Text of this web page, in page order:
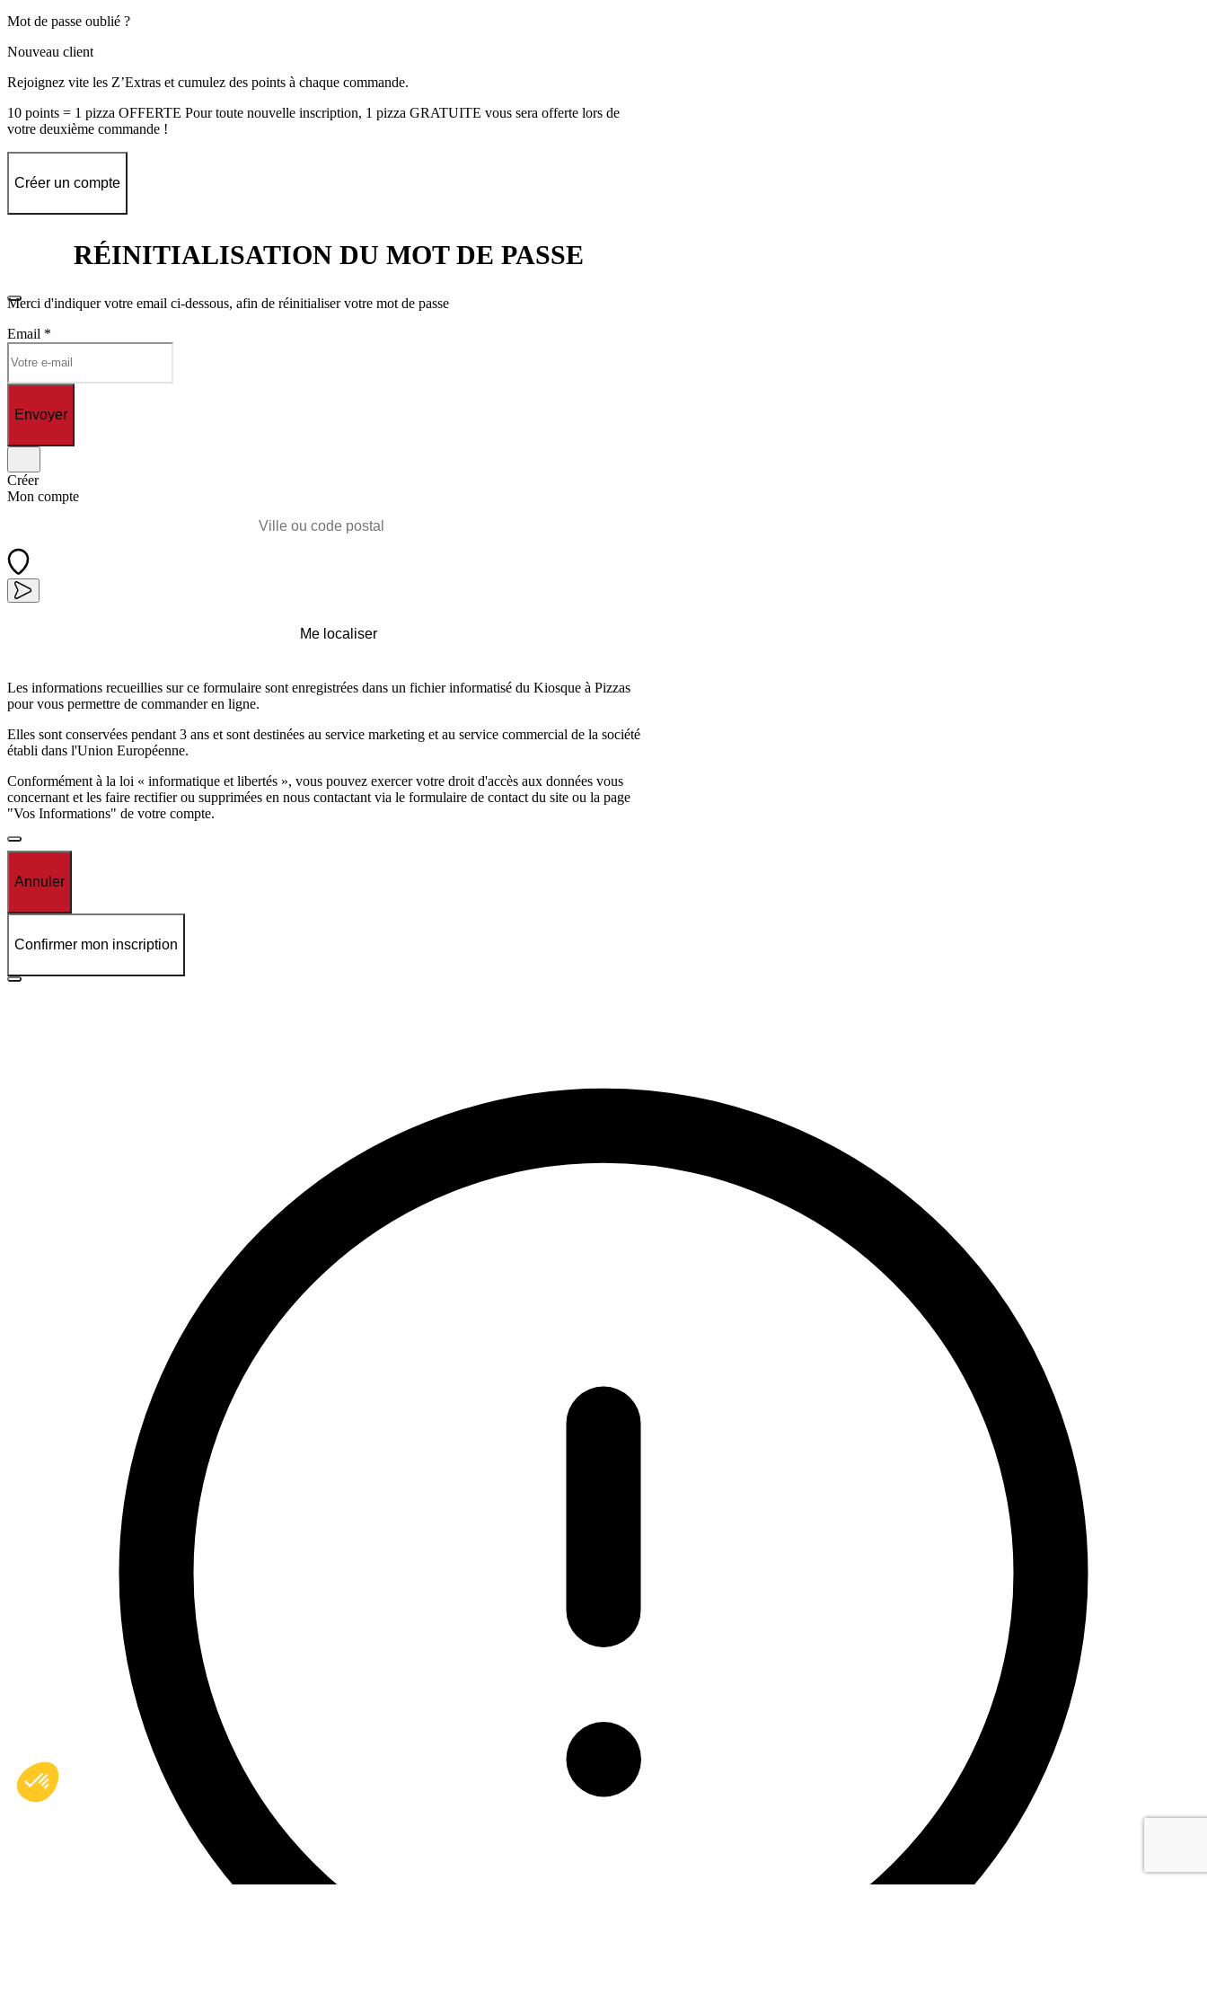
Mot de passe oublié ?
Nouveau client
Rejoignez vite les Z’Extras et cumulez des points à chaque commande.
10 points = 1 pizza OFFERTE Pour toute nouvelle inscription, 1 pizza GRATUITE vous sera offerte lors de
votre deuxième commande !
Créer un compte
RÉINITIALISATION DU MOT DE PASSE
Merci d'indiquer votre email ci-dessous, afin de réinitialiser votre mot de passe
Email *
Envoyer
Créer
Mon compte
Me localiser
Les informations recueillies sur ce formulaire sont enregistrées dans un fichier informatisé du Kiosque à Pizzas
pour vous permettre de commander en ligne.
Elles sont conservées pendant 3 ans et sont destinées au service marketing et au service commercial de la société
établi dans l'Union Européenne.
Conformément à la loi « informatique et libertés », vous pouvez exercer votre droit d'accès aux données vous
concernant et les faire rectifier ou supprimées en nous contactant via le formulaire de contact du site ou la page
"Vos Informations" de votre compte.
Annuler
Confirmer mon inscription